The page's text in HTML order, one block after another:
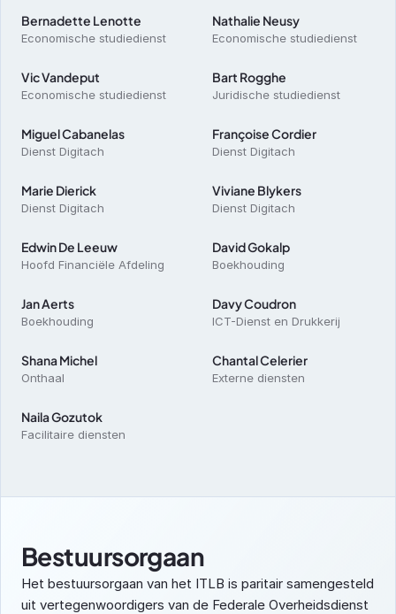
Bernadette Lenotte
Economische studiedienst
Nathalie Neusy
Economische studiedienst
Vic Vandeput
Economische studiedienst
Bart Rogghe
Juridische studiedienst
Miguel Cabanelas
Dienst Digitach
Françoise Cordier
Dienst Digitach
Marie Dierick
Dienst Digitach
Viviane Blykers
Dienst Digitach
Edwin De Leeuw
Hoofd Financiële Afdeling
David Gokalp
Boekhouding
Jan Aerts
Boekhouding
Davy Coudron
ICT-Dienst en Drukkerij
Shana Michel
Onthaal
Chantal Celerier
Externe diensten
Naila Gozutok
Facilitaire diensten
Bestuursorgaan
Het bestuursorgaan van het ITLB is paritair samengesteld
uit vertegenwoordigers van de Federale Overheidsdienst